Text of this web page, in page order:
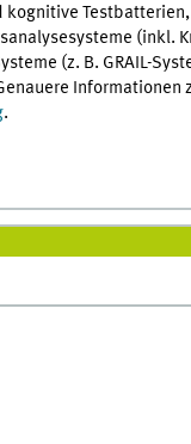
(inkl.
(z. B. GRAIL-
.